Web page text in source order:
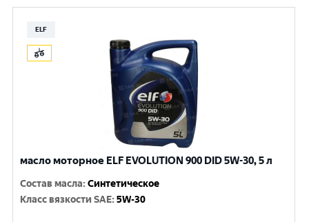
ELF
масло моторное ELF EVOLUTION 900 DID 5W-30, 5 л
Состав масла:Синтетическое
Класс вязкости SAE:5W-30